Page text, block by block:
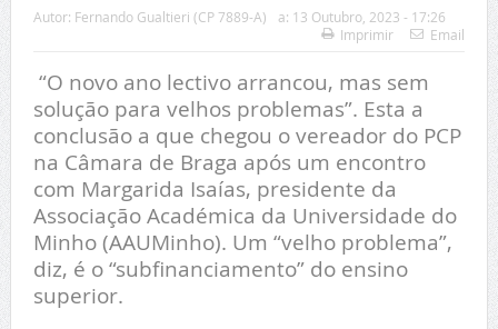
Autor: Fernando Gualtieri (CP 7889-A) a: 13 Outubro, 2023 - 17:26
Imprimir
Email
“O novo ano lectivo arrancou, mas sem
solução para velhos problemas”. Esta a
conclusão a que chegou o vereador do PCP
na Câmara de Braga após um encontro
com Margarida Isaías, presidente da
Associação Académica da Universidade do
Minho (AAUMinho). Um “velho problema”,
diz, é o “subfinanciamento” do ensino
superior.